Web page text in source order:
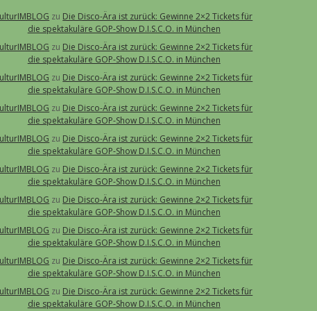
zu Die Disco-Ära ist zurück: Gewinne 2×2 Tickets für
die spektakuläre GOP-Show D.I.S.C.O. in München
zu Die Disco-Ära ist zurück: Gewinne 2×2 Tickets für
die spektakuläre GOP-Show D.I.S.C.O. in München
zu Die Disco-Ära ist zurück: Gewinne 2×2 Tickets für
die spektakuläre GOP-Show D.I.S.C.O. in München
zu Die Disco-Ära ist zurück: Gewinne 2×2 Tickets für
die spektakuläre GOP-Show D.I.S.C.O. in München
zu Die Disco-Ära ist zurück: Gewinne 2×2 Tickets für
die spektakuläre GOP-Show D.I.S.C.O. in München
zu Die Disco-Ära ist zurück: Gewinne 2×2 Tickets für
die spektakuläre GOP-Show D.I.S.C.O. in München
zu Die Disco-Ära ist zurück: Gewinne 2×2 Tickets für
die spektakuläre GOP-Show D.I.S.C.O. in München
zu Die Disco-Ära ist zurück: Gewinne 2×2 Tickets für
die spektakuläre GOP-Show D.I.S.C.O. in München
zu Die Disco-Ära ist zurück: Gewinne 2×2 Tickets für
die spektakuläre GOP-Show D.I.S.C.O. in München
zu Die Disco-Ära ist zurück: Gewinne 2×2 Tickets für
die spektakuläre GOP-Show D.I.S.C.O. in München